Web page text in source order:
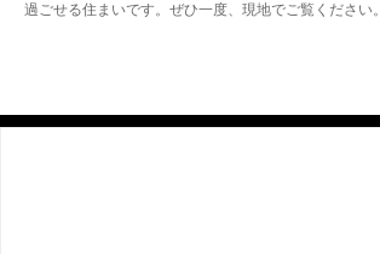
過ごせる住まいです。ぜひ一度、現地でご覧ください。